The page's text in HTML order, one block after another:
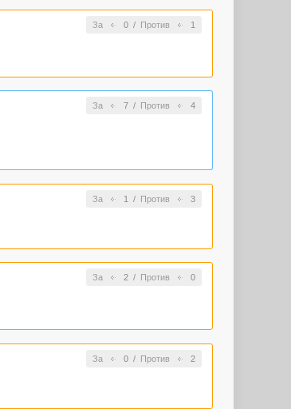
За 0/ Против 1
За 7/ Против 4
За 1 / Против 3
За 2/ Против 0
За 0/ Против 2